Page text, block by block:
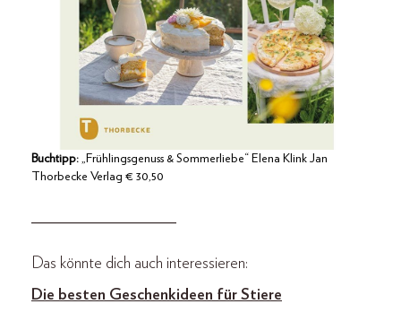
Buchtipp: „Frühlingsgenuss & Sommerliebe“ Elena Klink Jan
Thorbecke Verlag € 30,50
__________________
Das könnte dich auch interessieren:
Die besten Geschenkideen für Stiere